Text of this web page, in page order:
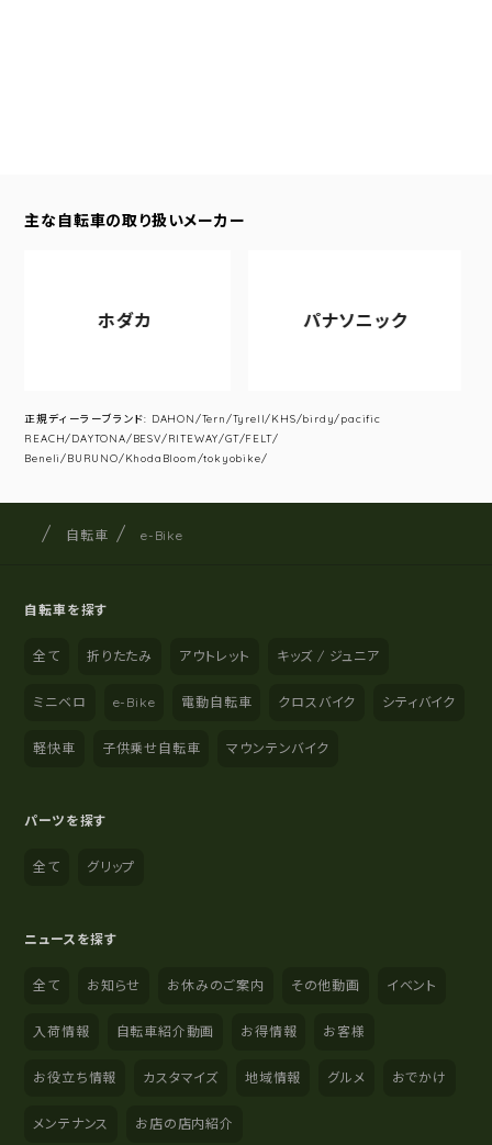
主な自転車の取り扱いメーカー
ホダカ パナソニック
正規ディーラーブランド: DAHON/Tern/Tyrell/KHS/birdy/pacific
REACH/DAYTONA/BESV/RITEWAY/GT/FELT/
Beneli/BURUNO/KhodaBloom/tokyobike/
サイト内の現在地
サイクルショップナカゴヤ
自転車 e-Bike
自転車を探す
全て 折りたたみ アウトレット キッズ / ジュニア
ミニベロ e-Bike 電動自転車 クロスバイク シティバイク
軽快車 子供乗せ自転車 マウンテンバイク
パーツを探す
全て グリップ
ニュースを探す
全て お知らせ お休みのご案内 その他動画 イベント
入荷情報 自転車紹介動画 お得情報 お客様
お役立ち情報 カスタマイズ 地域情報 グルメ おでかけ
メンテナンス お店の店内紹介